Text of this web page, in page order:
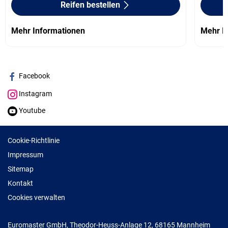
Reifen bestellen
Mehr Informationen Mehr
Facebook
Instagram
Youtube
Cookie-Richtlinie
Impressum
Sitemap
Kontakt
Cookies verwalten
Euromaster GmbH, Theodor-Heuss-Anlage 12, 68165 Mannheim